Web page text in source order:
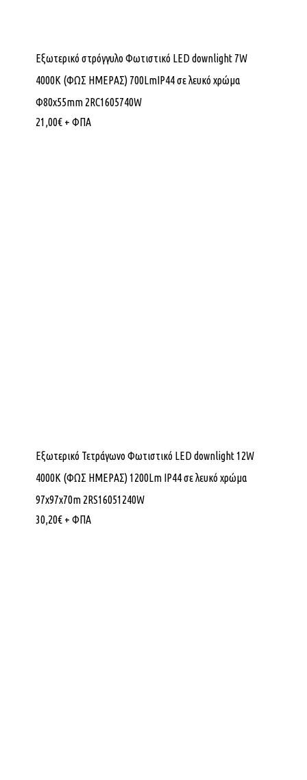
Εξωτερικό στρόγγυλο Φωτιστικό LED downlight 7W
4000K (ΦΩΣ ΗΜΕΡΑΣ) 700LmIP44 σε λευκό χρώμα
Φ80x55mm 2RC1605740W
21,00€ + ΦΠΑ
Εξωτερικό Τετράγωνο Φωτιστικό LED downlight 12W
4000K (ΦΩΣ ΗΜΕΡΑΣ) 1200Lm IP44 σε λευκό χρώμα
97x97x70m 2RS16051240W
30,20€ + ΦΠΑ